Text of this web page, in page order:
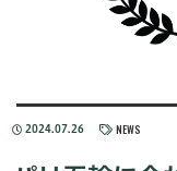
2024.07.26 NEWS